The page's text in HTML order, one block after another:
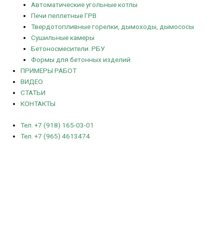
Автоматические угольные котлы
Печи пеллетные ГРВ
Твердотопливные горелки, дымоходы, дымососы
Сушильные камеры
Бетоносмесители. РБУ
Формы для бетонных изделий
ПРИМЕРЫ РАБОТ
ВИДЕО
СТАТЬИ
КОНТАКТЫ
Тел. +7 (918) 165-03-01
Тел. +7 (965) 4613474